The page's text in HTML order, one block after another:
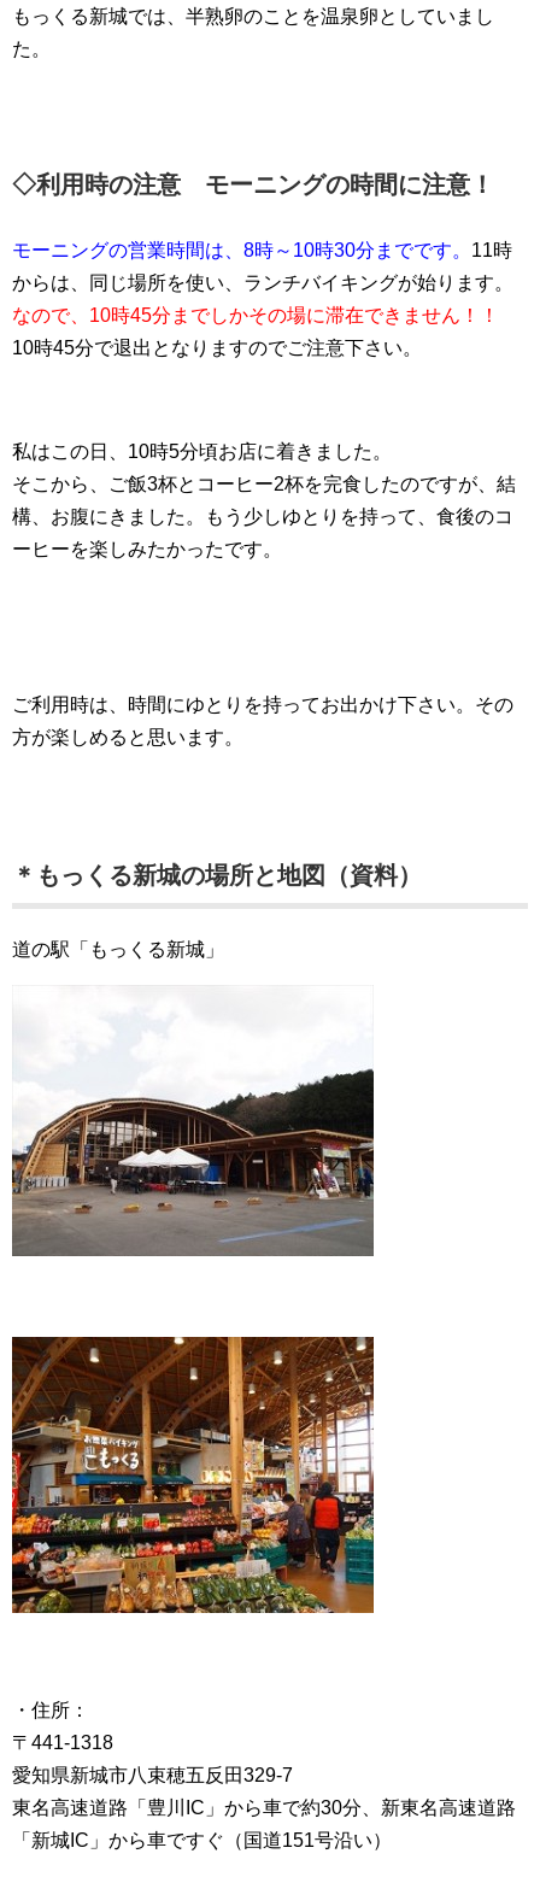
もっくる新城では、半熟卵のことを温泉卵としていまし
た。
◇利用時の注意 モーニングの時間に注意！
モーニングの営業時間は、8時～10時30分までです。 11時
からは、同じ場所を使い、ランチバイキングが始ります。
なので、10時45分までしかその場に滞在できません！！
10時45分で退出となりますのでご注意下さい。
私はこの日、10時5分頃お店に着きました。
そこから、ご飯3杯とコーヒー2杯を完食したのですが、結
構、お腹にきました。もう少しゆとりを持って、食後のコ
ーヒーを楽しみたかったです。
ご利用時は、時間にゆとりを持ってお出かけ下さい。その
方が楽しめると思います。
＊もっくる新城の場所と地図（資料）
道の駅「もっくる新城」
・住所：
〒441-1318
愛知県新城市八束穂五反田329-7
東名高速道路「豊川IC」から車で約30分、新東名高速道路
「新城IC」から車ですぐ（国道151号沿い）